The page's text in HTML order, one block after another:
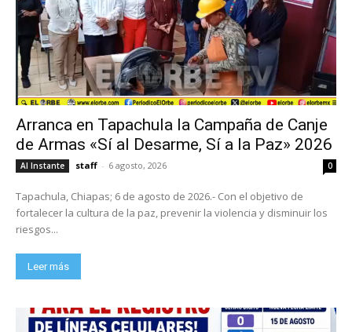
Arranca en Tapachula la Campaña de Canje
de Armas «Sí al Desarme, Sí a la Paz» 2026
Al Instante staff - 6 agosto, 2026 0
Tapachula, Chiapas; 6 de agosto de 2026.- Con el objetivo de
fortalecer la cultura de la paz, prevenir la violencia y disminuir los
riesgos...
Leer más